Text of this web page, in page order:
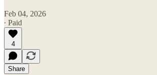
Feb 04, 2026
∙ Paid
4
Share